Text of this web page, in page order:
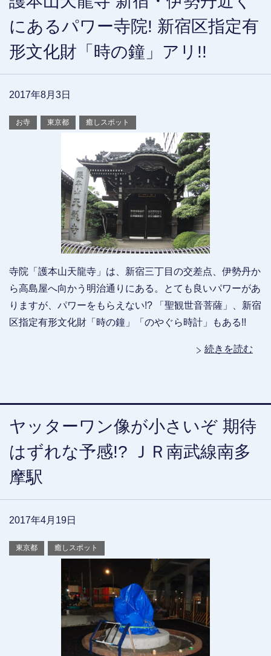
にあるパワー寺院! 新宿区指定有
形文化財「時の鐘」アリ!!
2017年8月3日
お寺 東京都 癒しスポット
寺院「護本山天龍寺」は、新宿三丁目の交差点、伊勢丹か
ら高島屋へ向かう明治通りにある。とても良いパワーがあ
りますが、パワーをもらえない!? 「聖観世音菩薩」、新宿
区指定有形文化財「時の鐘」「のやぐら時計」もある!!
続きを読む
ヤッターワン像が小さいぞ 期待
はずれな予感!? ＪＲ南武線南多
摩駅
2017年4月19日
東京都 癒しスポット